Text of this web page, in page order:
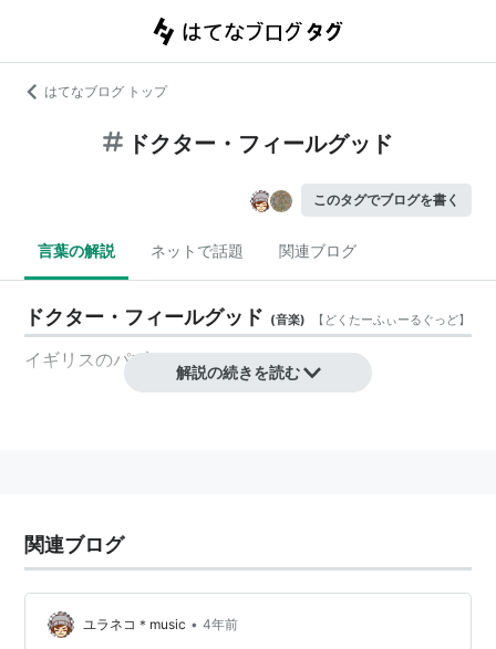
はてなブログ トップ
ドクター・フィールグッド
このタグでブログを書く
言葉の解説 ネットで話題 関連ブログ
ドクター・フィールグッド (音楽) 【どくたーふぃーるぐっど】
イギリスのパブロック・バンド。
解説の続きを読む
関連ブログ
ユラネコ＊music • 4年前